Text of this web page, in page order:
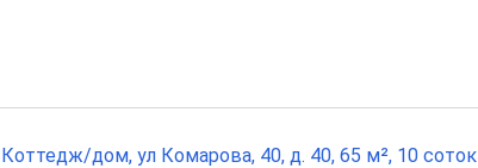
Коттедж/дом, ул Комарова, 40, д. 40, 65 м², 10 соток